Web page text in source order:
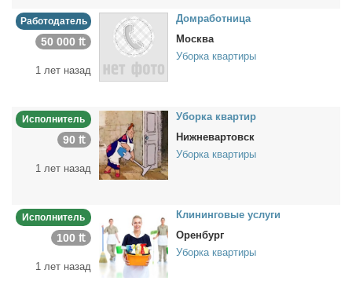
Работодатель
50 000 ₶
1 лет назад
Дом­ра­бот­ни­ца
Москва
Уборка квартиры
Исполнитель
90 ₶
1 лет назад
Убор­ка квар­тир
Нижневартовск
Уборка квартиры
Исполнитель
100 ₶
1 лет назад
Кли­нин­го­вые услу­ги
Оренбург
Уборка квартиры